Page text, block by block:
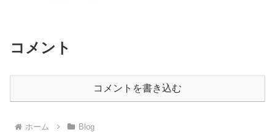
コメント
コメントを書き込む
ホーム Blog